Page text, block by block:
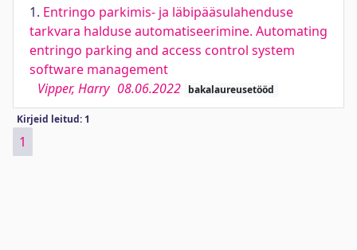
1. Entringo parkimis- ja läbipääsulahenduse
tarkvara halduse automatiseerimine. Automating
entringo parking and access control system
software management
Vipper, Harry 08.06.2022 bakalaureusetööd
Kirjeid leitud: 1
1